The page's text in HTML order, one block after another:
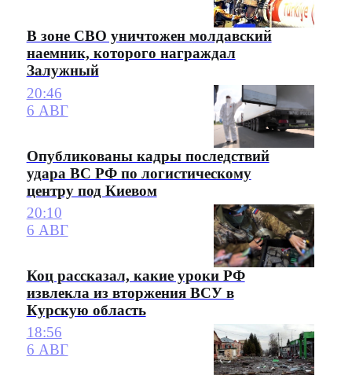
В зоне СВО уничтожен молдавский
наемник, которого награждал
Залужный
20:46
6 АВГ
Опубликованы кадры последствий
удара ВС РФ по логистическому
центру под Киевом
20:10
6 АВГ
Коц рассказал, какие уроки РФ
извлекла из вторжения ВСУ в
Курскую область
18:56
6 АВГ